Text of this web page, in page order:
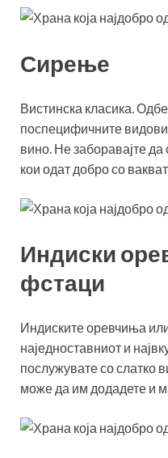
Сирење
Вистинска класика.
поспецифичните
вино. Не заборавајте да
кои одат добро со
Индиски
фстаци
Индиските оревчиња
наједноставниот и
послужувате со слатко
може да им додадете и